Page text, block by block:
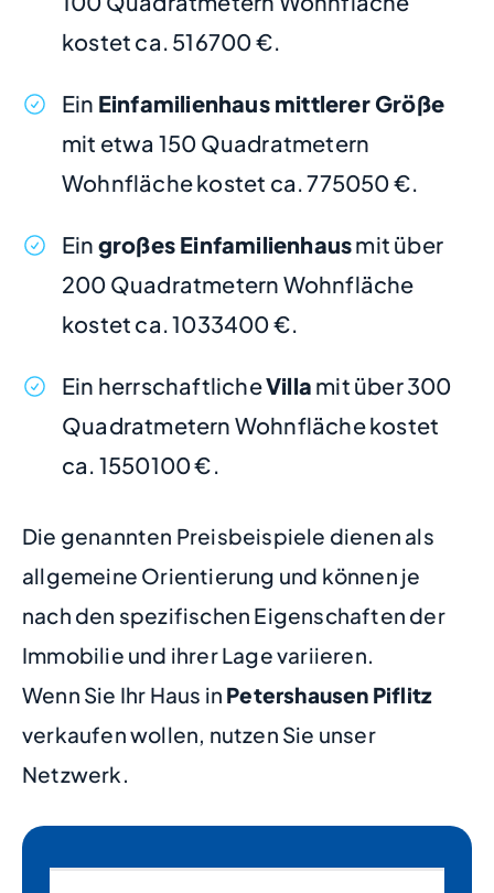
kostet ca. 516700 €.
Ein Einfamilienhaus mittlerer Größe
mit etwa 150 Quadratmetern
Wohnfläche kostet ca. 775050 €.
Ein großes Einfamilienhausmit über
200 Quadratmetern Wohnfläche
kostet ca. 1033400 €.
Ein herrschaftlicheVilla mit über 300
Quadratmetern Wohnfläche kostet
ca. 1550100 €.
Die genannten Preisbeispiele dienen als
allgemeine Orientierung und können je
nach den spezifischen Eigenschaften der
Immobilie und ihrer Lage variieren.
Wenn Sie Ihr Haus in Petershausen Piflitz
verkaufen wollen, nutzen Sie unser
Netzwerk.